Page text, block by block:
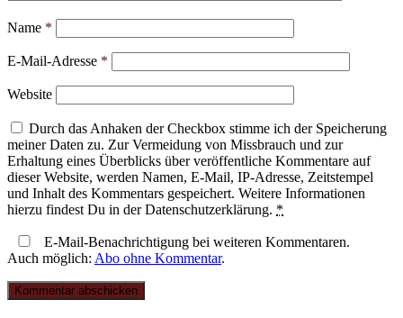
Name *
E-Mail-Adresse *
Website
Durch das Anhaken der Checkbox stimme ich der Speicherung
meiner Daten zu. Zur Vermeidung von Missbrauch und zur
Erhaltung eines Überblicks über veröffentliche Kommentare auf
dieser Website, werden Namen, E-Mail, IP-Adresse, Zeitstempel
und Inhalt des Kommentars gespeichert. Weitere Informationen
hierzu findest Du in der Datenschutzerklärung. *
E-Mail-Benachrichtigung bei weiteren Kommentaren.
Auch möglich: Abo ohne Kommentar.